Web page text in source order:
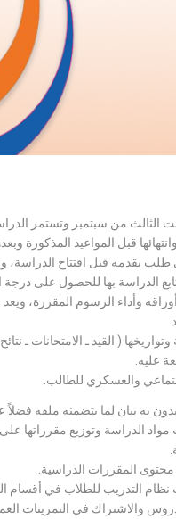
الثالث من سبتمبر وتستمر
قبل المواعيد المذكورة
طلب يقدمه قبل افتتاح
الدراسة بها للحصول على
أوراقه وأداء الرسوم المقررة،
( القيد ـ الامتحانات ـ نتائح
عليه.
والعسكري للطالب.
به بيان لما يتضمنه ملفه فضلاً
مواد الدراسة وتوزيع
المقررات الدراسية.
نظام التدريب للطلاب في أقسام
والاشتراك في التمرينات